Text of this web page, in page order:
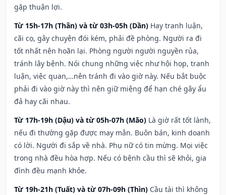
gặp thuận lợi.
Từ 15h-17h (Thân) và từ 03h-05h (Dần) Hay tranh luận,
cãi cọ, gây chuyện đói kém, phải đề phòng. Người ra đi
tốt nhất nên hoãn lại. Phòng người người nguyền rủa,
tránh lây bệnh. Nói chung những việc như hội họp, tranh
luận, việc quan,…nên tránh đi vào giờ này. Nếu bắt buộc
phải đi vào giờ này thì nên giữ miệng để hạn ché gây ẩu
đả hay cãi nhau.
Từ 17h-19h (Dậu) và từ 05h-07h (Mão) Là giờ rất tốt lành,
nếu đi thường gặp được may mắn. Buôn bán, kinh doanh
có lời. Người đi sắp về nhà. Phụ nữ có tin mừng. Mọi việc
trong nhà đều hòa hợp. Nếu có bệnh cầu thì sẽ khỏi, gia
đình đều mạnh khỏe.
Từ 19h-21h (Tuất) và từ 07h-09h (Thìn) Cầu tài thì không